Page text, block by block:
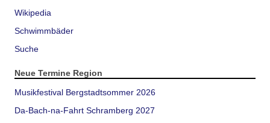
Wikipedia
Schwimmbäder
Suche
Neue Termine Region
Musikfestival Bergstadtsommer 2026
Da-Bach-na-Fahrt Schramberg 2027